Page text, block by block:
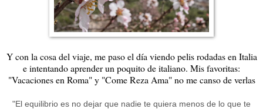
Y con la cosa del viaje, me paso el día viendo pelis rodadas en Italia
e intentando aprender un poquito de italiano. Mis favoritas:
"Vacaciones en Roma" y "Come Reza Ama" no me canso de verlas
"El equilibrio es no dejar que nadie te quiera menos de lo que te